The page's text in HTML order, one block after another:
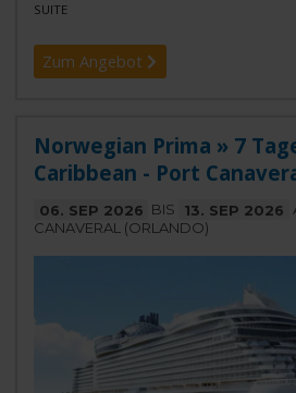
SUITE
Zum Angebot
Norwegian Prima » 7
Caribbean - Port
06. SEP 2026 BIS 13. SEP 2026
CANAVERAL (ORLANDO)